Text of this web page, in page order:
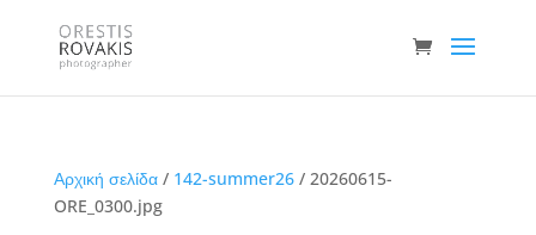
Αρχική σελίδα/ 142-summer26/ 20260615-
ORE_0300.jpg